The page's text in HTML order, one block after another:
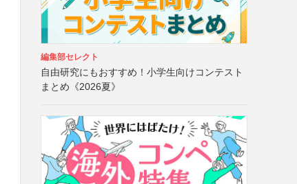
編集部セレクト
自由研究にもおすすめ！小学生向けコンテスト
まとめ《2026夏》